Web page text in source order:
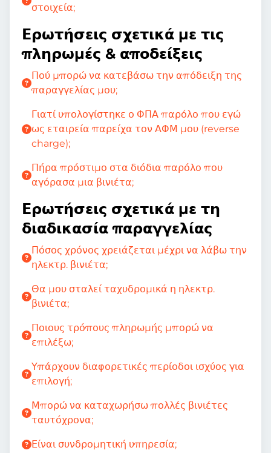
στοιχεία;
Ερωτήσεις σχετικά με τις
πληρωμές & αποδείξεις
Πού μπορώ να κατεβάσω την απόδειξη της
παραγγελίας μου;
Γιατί υπολογίστηκε ο ΦΠΑ παρόλο που εγώ
ως εταιρεία παρείχα τον ΑΦΜ μου (reverse
charge);
Πήρα πρόστιμο στα διόδια παρόλο που
αγόρασα μια βινιέτα;
Ερωτήσεις σχετικά με τη
διαδικασία παραγγελίας
Πόσος χρόνος χρειάζεται μέχρι να λάβω την
ηλεκτρ. βινιέτα;
Θα μου σταλεί ταχυδρομικά η ηλεκτρ.
βινιέτα;
Ποιους τρόπους πληρωμής μπορώ να
επιλέξω;
Υπάρχουν διαφορετικές περίοδοι ισχύος για
επιλογή;
Μπορώ να καταχωρήσω πολλές βινιέτες
ταυτόχρονα;
Είναι συνδρομητική υπηρεσία;